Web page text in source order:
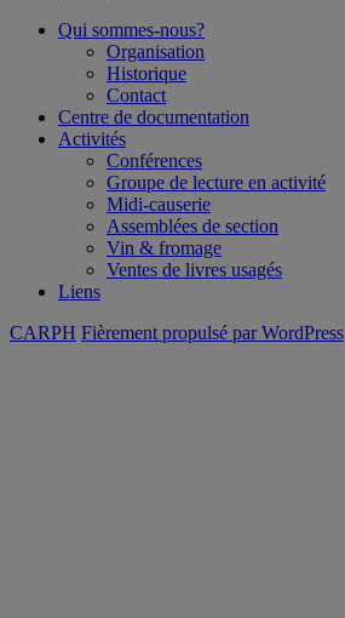
Qui sommes-nous?
Organisation
Historique
Contact
Centre de documentation
Activités
Conférences
Groupe de lecture en activité
Midi-causerie
Assemblées de section
Vin & fromage
Ventes de livres usagés
Liens
CARPH Fièrement propulsé par WordPress